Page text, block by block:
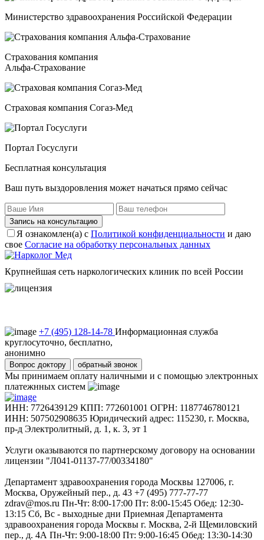
Министерство здравоохранения Российской Федерации
Страхования компания
Альфа-Страхование
Страховая компания Согаз-Мед
Портал Госуслуги
Бесплатная консультация
Ваш путь выздоровления может начаться прямо сейчас
Запись на консультацию
Я ознакомлен(а) с Политикой конфиденциальности и даю
свое Согласие на обработку персональных данных
Крупнейшая сеть наркологических клиник по всей России
+7 (495) 128-14-78 Информационная служба
круглосуточно, бесплатно,
анонимно
Вопрос доктору обратный звонок
Мы принимаем оплату наличными и с помощью электронных
платежнных систем
ИНН: 7726439129 КПП: 772601001 ОГРН: 1187746780121
ИНН: 507502908635 Юридический адрес: 115230, г. Москва,
пр-д Электролитный, д. 1, к. 3, эт 1
Услуги оказываются по партнерскому договору на основании
лицензии "Л041-01137-77/00334180"
Департамент здравоохранения города Москвы 127006, г.
Москва, Оружейный пер., д. 43 +7 (495) 777-77-77
zdrav@mos.ru Пн-Чт: 8:00-17:00 Пт: 8:00-15:45 Обед: 12:30-
13:15 Сб, Вс - выходные дни Приемная Департамента
здравоохранения города Москвы г. Москва, 2-й Щемиловский
пер., д. 4А Пн-Чт: 9:00-18:00 Пт: 9:00-16:45 Обед: 13:30-14:30